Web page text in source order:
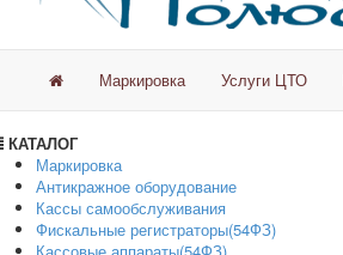
Маркировка Услуги ЦТО
КАТАЛОГ
Маркировка
Антикражное оборудование
Кассы самообслуживания
Фискальные регистраторы(54ФЗ)
Кассовые аппараты(54ФЗ)